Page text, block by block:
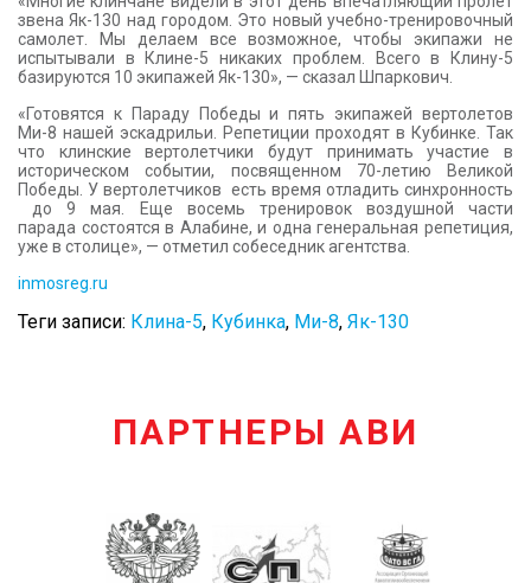
звена Як-130 над городом. Это новый учебно-тренировочный
самолет. Мы делаем все возможное, чтобы экипажи не
испытывали в Клине-5 никаких проблем. Всего в Клину-5
базируются 10 экипажей Як-130», — сказал Шпаркович.
«Готовятся к Параду Победы и пять экипажей вертолетов
Ми-8 нашей эскадрильи. Репетиции проходят в Кубинке. Так
что клинские вертолетчики будут принимать участие в
историческом событии, посвященном 70-летию Великой
Победы. У вертолетчиков есть время отладить синхронность
до 9 мая. Еще восемь тренировок воздушной части
парада состоятся в Алабине, и одна генеральная репетиция,
уже в столице», — отметил собеседник агентства.
inmosreg.ru
Теги записи: Клина-5, Кубинка, Ми-8, Як-130
ПАРТНЕРЫ АВИ